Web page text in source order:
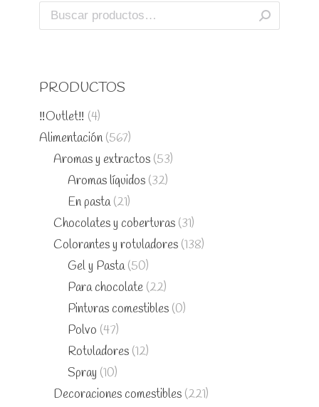
PRODUCTOS
‼️Outlet‼️ (4)
Alimentación (567)
Aromas y extractos (53)
Aromas líquidos (32)
En pasta (21)
Chocolates y coberturas (31)
Colorantes y rotuladores (138)
Gel y Pasta (50)
Para chocolate (22)
Pinturas comestibles (0)
Polvo (47)
Rotuladores (12)
Spray (10)
Decoraciones comestibles (221)